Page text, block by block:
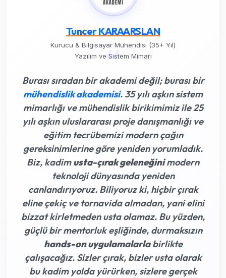
Tuncer KARAARSLAN
Kurucu & Bilgisayar Mühendisi (35+ Yıl)
Yazılım ve Sistem Mimarı
“
Burası sıradan bir akademi değil; burası bir
mühendislik akademisi. 35 yılı aşkın sistem
mimarlığı ve mühendislik birikimimiz ile 25
yılı aşkın uluslararası proje danışmanlığı ve
eğitim tecrübemizi modern çağın
gereksinimlerine göre yeniden yorumladık.
Biz, kadimusta-çırak geleneğinimodern
teknoloji dünyasında yeniden
canlandırıyoruz. Biliyoruz ki, hiçbir çırak
eline çekiç ve tornavida almadan, yani elini
bizzat kirletmeden usta olamaz. Bu yüzden,
güçlü bir mentorluk eşliğinde, durmaksızın
hands-on uygulamalarlabirlikte
çalışacağız. Sizler çırak, bizler usta olarak
bu kadim yolda yürürken, sizlere gerçek